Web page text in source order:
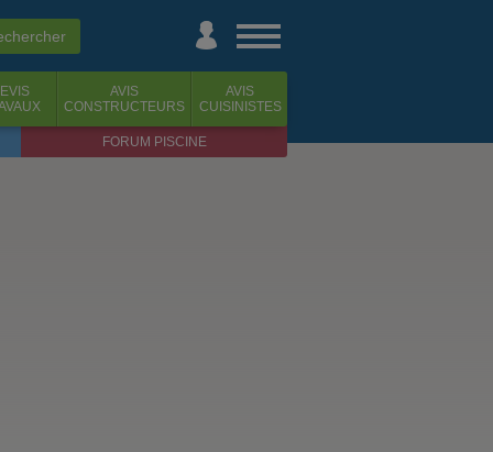
AVIS
CONSTRUCTEURS
AVIS
CUISINISTES
FORUM PISCINE